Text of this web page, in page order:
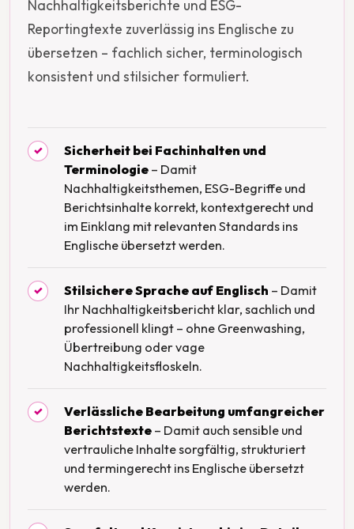
Nachhaltigkeitsberichte und ESG-
Reportingtexte zuverlässig ins Englische zu
übersetzen – fachlich sicher, terminologisch
konsistent und stilsicher formuliert.
✓
Sicherheit bei Fachinhalten und
Terminologie – Damit
Nachhaltigkeitsthemen, ESG-Begriffe und
Berichtsinhalte korrekt, kontextgerecht und
im Einklang mit relevanten Standards ins
Englische übersetzt werden.
✓ Stilsichere Sprache auf Englisch – Damit
Ihr Nachhaltigkeitsbericht klar, sachlich und
professionell klingt – ohne Greenwashing,
Übertreibung oder vage
Nachhaltigkeitsfloskeln.
✓
Verlässliche Bearbeitung umfangreicher
Berichtstexte – Damit auch sensible und
vertrauliche Inhalte sorgfältig, strukturiert
und termingerecht ins Englische übersetzt
werden.